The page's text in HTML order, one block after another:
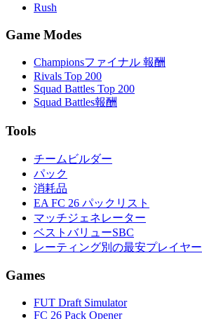
Rush
Game Modes
Championsファイナル 報酬
Rivals Top 200
Squad Battles Top 200
Squad Battles報酬
Tools
チームビルダー
パック
消耗品
EA FC 26 パックリスト
マッチジェネレーター
ベストバリューSBC
レーティング別の最安プレイヤー
Games
FUT Draft Simulator
FC 26 Pack Opener